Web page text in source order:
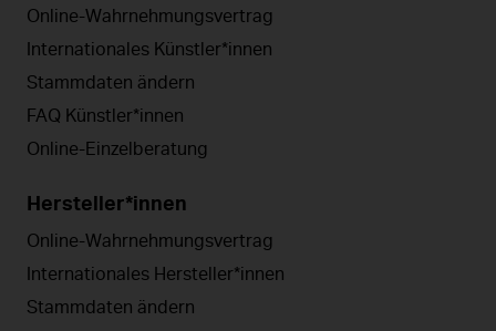
Online-Wahrnehmungsvertrag
Internationales Künstler*innen
Stammdaten ändern
FAQ Künstler*innen
Online-Einzelberatung
Hersteller*innen
Online-Wahrnehmungsvertrag
Internationales Hersteller*innen
Stammdaten ändern